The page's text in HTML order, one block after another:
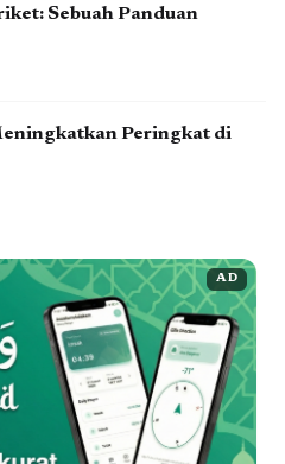
Sebuah Panduan
Peringkat di
AD